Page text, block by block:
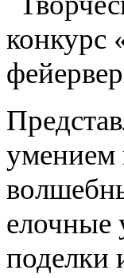
умением
елочные
поделки